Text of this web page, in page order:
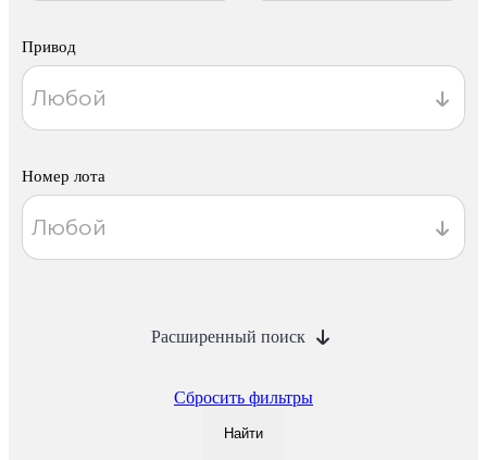
Привод
Номер лота
Расширенный поиск
Сбросить фильтры
Найти